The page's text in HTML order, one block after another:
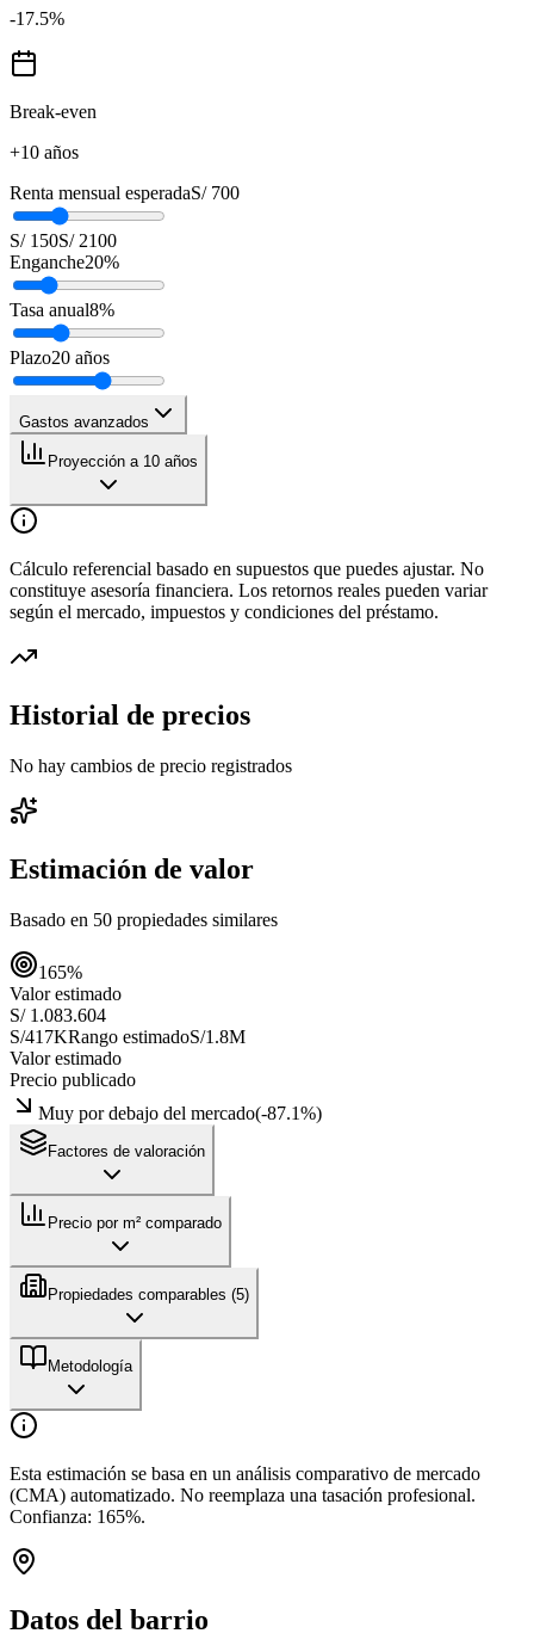
-17.5%
Break-even
+10 años
Renta mensual esperadaS/ 700
S/ 150S/ 2100
Enganche20%
Tasa anual8%
Plazo20 años
Gastos avanzados
Proyección a 10 años
Cálculo referencial basado en supuestos que puedes ajustar. No
constituye asesoría financiera. Los retornos reales pueden variar
según el mercado, impuestos y condiciones del préstamo.
Historial de precios
No hay cambios de precio registrados
Estimación de valor
Basado en 50 propiedades similares
165%
Valor estimado
S/ 1.083.604
S/417KRango estimadoS/1.8M
Valor estimado
Precio publicado
Muy por debajo del mercado(-87.1%)
Factores de valoración
Precio por m² comparado
Propiedades comparables (5)
Metodología
Esta estimación se basa en un análisis comparativo de mercado
(CMA) automatizado. No reemplaza una tasación profesional.
Confianza: 165%.
Datos del barrio